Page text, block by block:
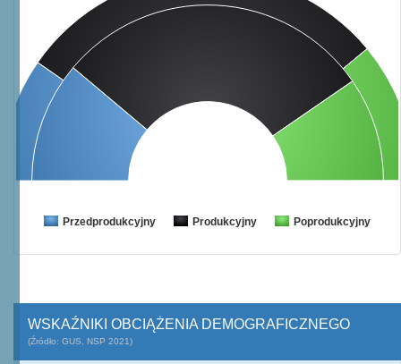
Przedprodukcyjny Produkcyjny Poprodukcyjny
WSKAŹNIKI OBCIĄŻENIA DEMOGRAFICZNEGO
(Źródło: GUS, NSP 2021)